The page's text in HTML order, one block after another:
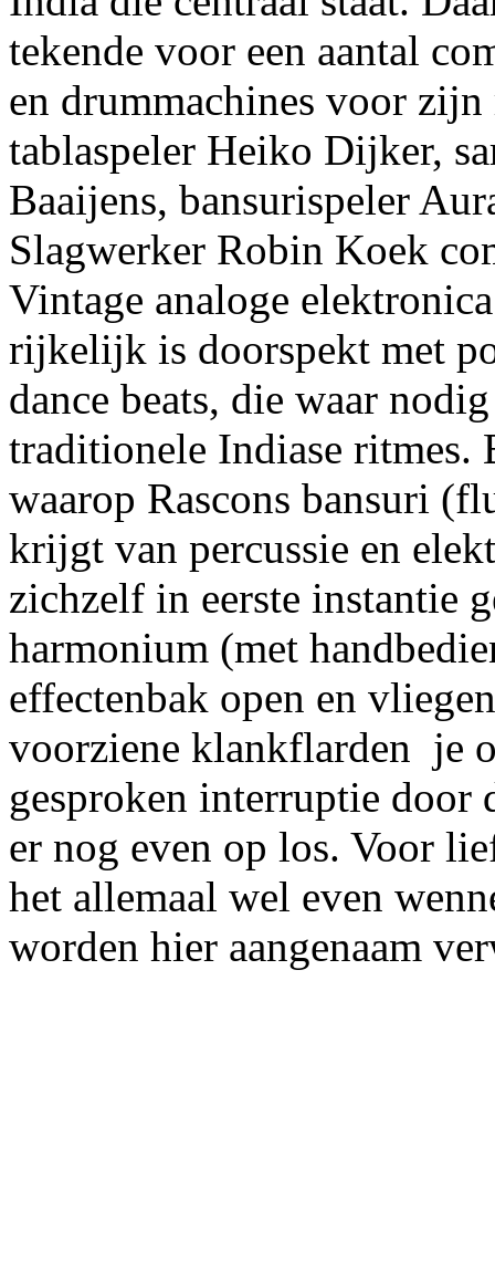
tekende voor een aantal
en drummachines voor
tablaspeler Heiko Dijker,
Baaijens, bansurispeler
Slagwerker Robin Koek
Vintage analoge
rijkelijk is doorspekt met
dance beats, die waar
traditionele Indiase ritmes.
waarop Rascons bansuri
krijgt van percussie en
zichzelf in eerste instantie
harmonium (met
effectenbak open en
voorziene klankflarden je
gesproken interruptie door
er nog even op los. Voor
het allemaal wel even
worden hier aangenaam